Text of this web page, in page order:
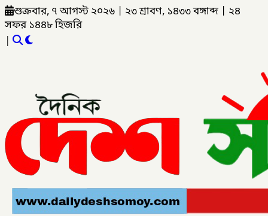
শুক্রবার, ৭ আগস্ট ২০২৬ ২৩ শ্রাবণ, ১৪৩৩ বঙ্গাব্দ
২৪
সফর ১৪৪৮ হিজরি
|